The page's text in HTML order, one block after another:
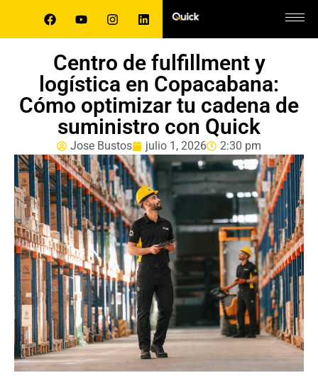
Centro de fulfillment y
logística en Copacabana:
Cómo optimizar tu cadena de
suministro con Quick
Jose Bustos julio 1, 2026 2:30 pm